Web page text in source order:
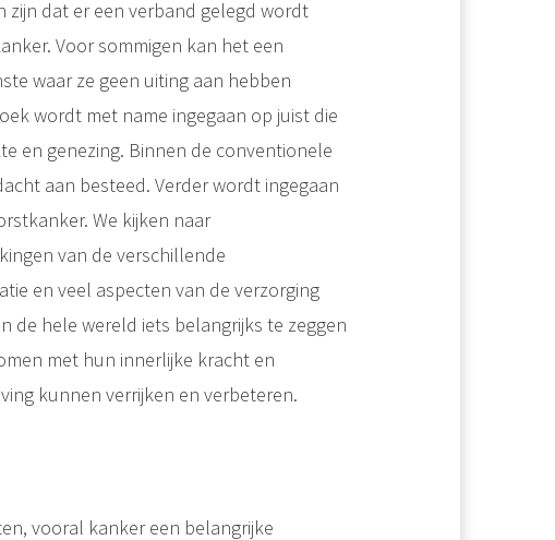
zijn dat er een verband gelegd wordt
Voor sommigen kan het een
waar ze geen uiting aan hebben
wordt met name ingegaan op juist die
en genezing. Binnen de conventionele
aan besteed. Verder wordt ingegaan
We kijken naar
van de verschillende
en veel aspecten van de verzorging
de hele wereld iets belangrijks te zeggen
met hun innerlijke kracht en
kunnen verrijken en verbeteren.
vooral kanker een belangrijke